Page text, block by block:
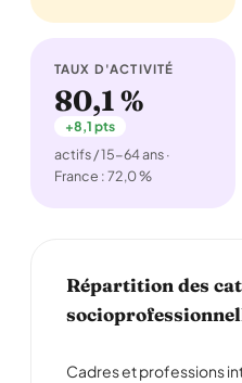
TAUX D'ACTIVITÉ
80,1 %
+8,1 pts
actifs / 15-64 ans ·
France : 72,0 %
Répartition des
Cadres et professions